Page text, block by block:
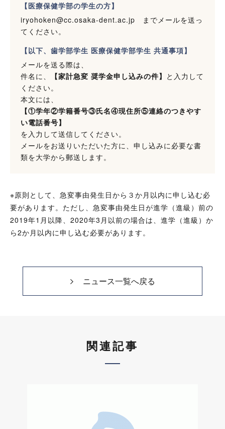
【医療保健学部の学生の方】
iryohoken@cc.osaka-dent.ac.jp までメールを送っ
てください。
【以下、歯学部学生 医療保健学部学生 共通事項】
メールを送る際は、
件名に、
【家計急変 奨学金申し込みの件】 と入力して
ください。
本文には、
【①学年②学籍番号③氏名④現住所⑤連絡のつきやす
い電話番号】
を入力して送信してください。
メールをお送りいただいた方に、申し込みに必要な書
類を大学から郵送します。
※原則として、急変事由発生日から３か月以内に申し込む必
要があります。ただし、急変事由発生日が進学（進級）前の
2019年1月以降、2020年3月以前の場合は、進学（進級）か
ら2か月以内に申し込む必要があります。
ニュース一覧へ戻る
関連記事